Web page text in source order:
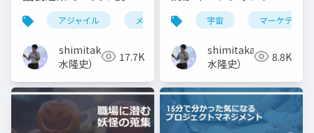
相手に「アジャイルと
は美味しい焼肉を食べ
ること」とプレゼンし
た話
アジャイル メタファー 製造業 fearless
shimitaka（清
水隆史）
17.7K
イエンスのビジネスを
始めた話
宇宙 マーケティン
shimitaka（清
水隆史）
8.8K